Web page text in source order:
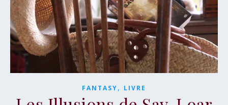
FANTASY, LIVRE